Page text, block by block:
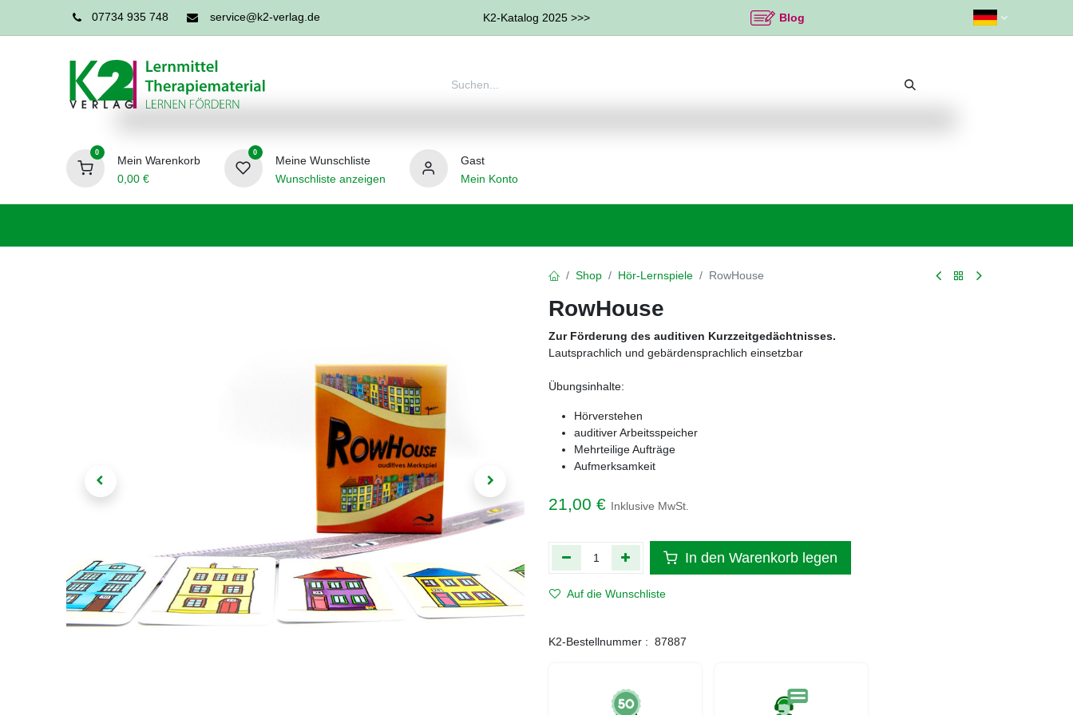
07734 935 748 service@k2-verlag.de K2-Katalog 2025 >>> Blog
0
Mein Warenkorb
0,00€
0
Meine Wunschliste
Wunschliste anzeigen
Gast
Mein Konto
Shop Hör-Lernspiele RowHouse
RowHouse
Zur Förderung des auditiven Kurzzeitgedächtnisses.
Lautsprachlich und gebärdensprachlich einsetzbar
Übungsinhalte:
Hörverstehen
auditiver Arbeitsspeicher
Mehrteilige Aufträge
Aufmerksamkeit
21,00 € Inklusive MwSt.
In den Warenkorb legen
Auf die Wunschliste
K2-Bestellnummer : 87887